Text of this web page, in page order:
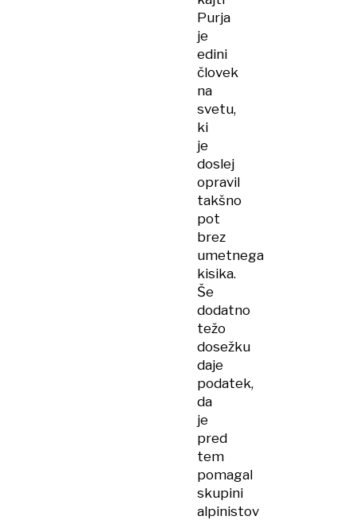
Purja
je
edini
človek
na
svetu,
ki
je
doslej
opravil
takšno
pot
brez
umetnega
kisika.
Še
dodatno
težo
dosežku
daje
podatek,
da
je
pred
tem
pomagal
skupini
alpinistov